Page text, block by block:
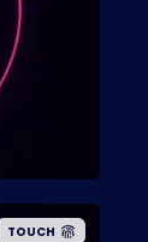
TOUCH